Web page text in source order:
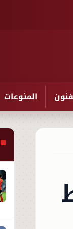
المنوعات